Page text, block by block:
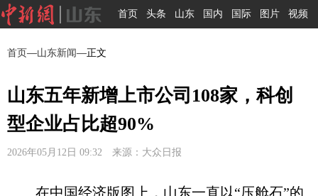
首页 头条 山东 国内 国际 图片 视频
首页—山东新闻—正文
山东五年新增上市公司108家，科创
型企业占比超90%
2026年05月12日 09:32 来源：大众日报
在中国经济版图上，山东一直以“压舱石”的